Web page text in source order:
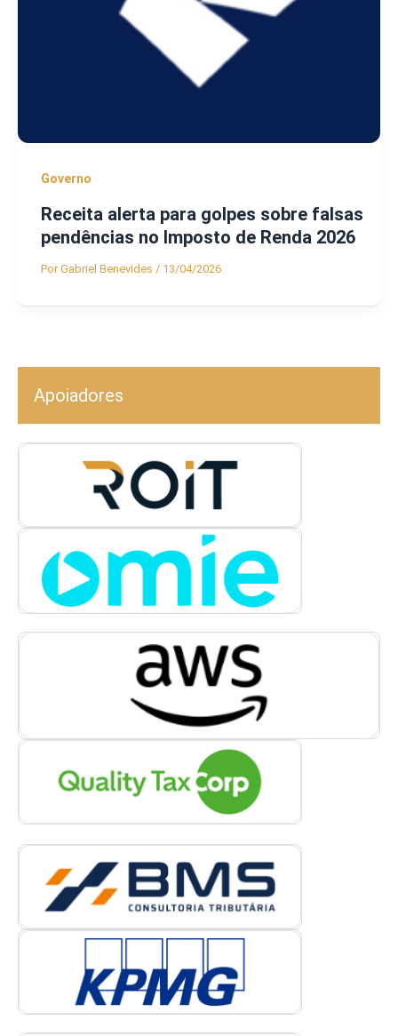
Governo
Receita alerta para golpes sobre falsas
pendências no Imposto de Renda 2026
PorGabriel Benevides / 13/04/2026
Apoiadores